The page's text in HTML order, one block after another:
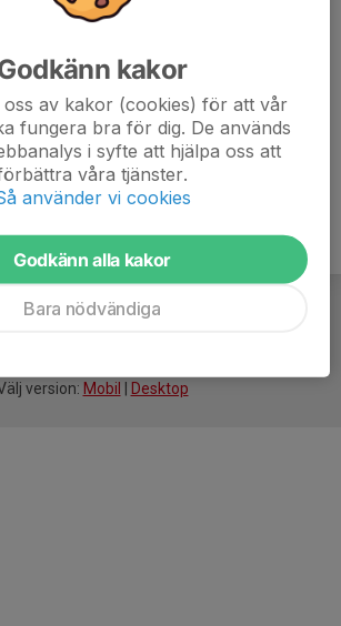
version: Mobil Desktop
kakor
oss av kakor (cookies) för att vår
fungera bra för dig. De används
i syfte att hjälpa oss att
våra tjänster.
använder vi cookies
Godkänn alla kakor
Bara nödvändiga